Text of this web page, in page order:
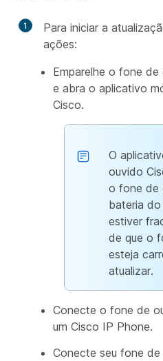
1
Para iniciar a
ações:
Emparelhe o fone
e abra o aplicativo
Cisco.
O
ouvido
o fone de
bateria
estiver
de que o
esteja
atualizar.
Conecte o fone de
um Cisco IP Phone.
Conecte seu fone